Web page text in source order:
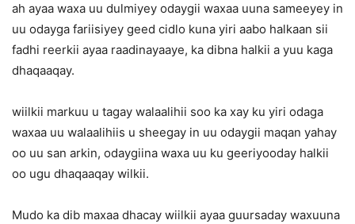
ah ayaa waxa uu dulmiyey odaygii waxaa uuna sameeyey in
uu odayga fariisiyey geed cidlo kuna yiri aabo halkaan sii
fadhi reerkii ayaa raadinayaaye, ka dibna halkii a yuu kaga
dhaqaaqay.
wiilkii markuu u tagay walaalihii soo ka xay ku yiri odaga
waxaa uu walaalihiis u sheegay in uu odaygii maqan yahay
oo uu san arkin, odaygiina waxa uu ku geeriyooday halkii
oo ugu dhaqaaqay wilkii.
Mudo ka dib maxaa dhacay wiilkii ayaa guursaday waxuuna